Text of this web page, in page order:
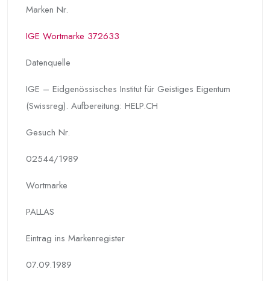
Marken Nr.
IGE Wortmarke 372633
Datenquelle
IGE – Eidgenössisches Institut für Geistiges Eigentum
(Swissreg). Aufbereitung: HELP.CH
Gesuch Nr.
02544/1989
Wortmarke
PALLAS
Eintrag ins Markenregister
07.09.1989